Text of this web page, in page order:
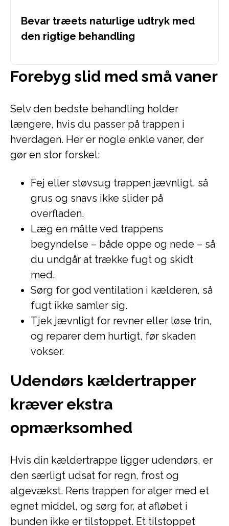
Bevar træets naturlige udtryk med
den rigtige behandling
Forebyg slid med små vaner
Selv den bedste behandling holder
længere, hvis du passer på trappen i
hverdagen. Her er nogle enkle vaner, der
gør en stor forskel:
Fej eller støvsug trappen jævnligt, så
grus og snavs ikke slider på
overfladen.
Læg en måtte ved trappens
begyndelse – både oppe og nede – så
du undgår at trække fugt og skidt
med.
Sørg for god ventilation i kælderen, så
fugt ikke samler sig.
Tjek jævnligt for revner eller løse trin,
og reparer dem hurtigt, før skaden
vokser.
Udendørs kældertrapper
kræver ekstra
opmærksomhed
Hvis din kældertrappe ligger udendørs, er
den særligt udsat for regn, frost og
algevækst. Rens trappen for alger med et
egnet middel, og sørg for, at afløbet i
bunden ikke er tilstoppet. Et tilstoppet